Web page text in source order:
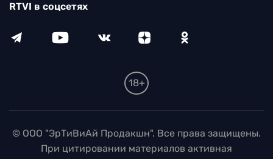
RTVI в соцсетях
18+
© ООО "ЭрТиВиАй Продакшн". Все права защищены.
При цитировании материалов активная